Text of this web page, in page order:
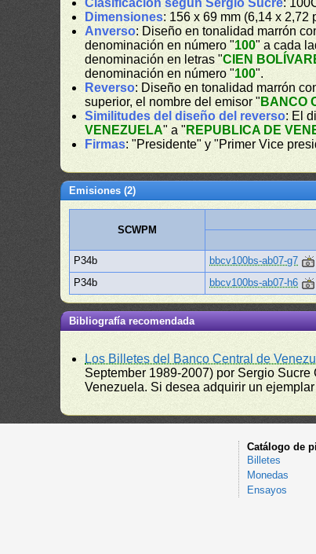
Clasificación según Sergio Sucre:
Dimensiones: 156 x 69 mm (6,14 x 2,72
Anverso: Diseño en tonalidad marrón
denominación en número "100" a cada
denominación en letras "CIEN
denominación en número "100".
Reverso: Diseño en tonalidad marrón
superior, el nombre del emisor " BANCO
Similitudes del diseño del reverso: El
VENEZUELA" a " REPUBLICA DE
Firmas: "Presidente" y "Primer Vice
Emisiones (2)
SCWPM
P34b
bbcv100bs-ab07-g7
P34b
bbcv100bs-ab07-h6
Bibliografía recomendada
Los Billetes del Banco Central de
September 1989-2007) por Sergio
Venezuela. Si desea adquirir un
Catálogo de
Billetes
Monedas
Ensayos